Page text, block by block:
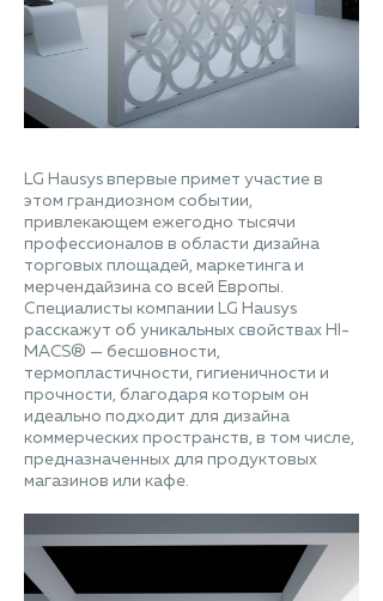
LG Hausys впервые примет участие в
этом грандиозном событии,
привлекающем ежегодно тысячи
профессионалов в области дизайна
торговых площадей, маркетинга и
мерчендайзина со всей Европы.
Специалисты компании LG Hausys
расскажут об уникальных свойствах HI-
MACS® — бесшовности,
термопластичности, гигиеничности и
прочности, благодаря которым он
идеально подходит для дизайна
коммерческих пространств, в том числе,
предназначенных для продуктовых
магазинов или кафе.